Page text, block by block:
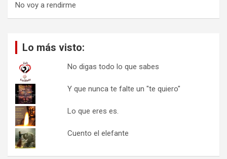
No voy a rendirme
Lo más visto:
No digas todo lo que sabes
Y que nunca te falte un "te quiero"
Lo que eres es.
Cuento el elefante